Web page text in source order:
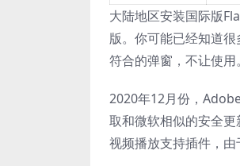
大陆地区安装国际版
版。你可能已经知道
符合的弹窗，不让使用。
2020年12月份，
取和微软相似的安全
视频播放支持插件，由